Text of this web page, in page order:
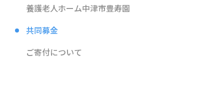
養護老人ホーム中津市豊寿園
共同募金
ご寄付について